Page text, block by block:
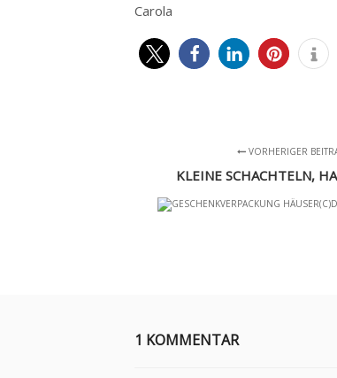
Carola
VORHERIGER
KLEINE SCHACHTELN,
1 KOMMENTAR